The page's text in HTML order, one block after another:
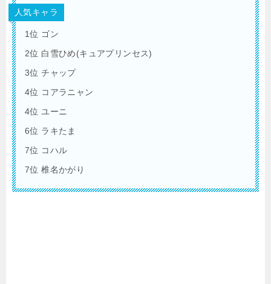
人気キャラ
1位 ゴン
2位 白雪ひめ(キュアプリンセス)
3位 チャップ
4位 コアラニャン
4位 ユーニ
6位 ラキたま
7位 コハル
7位 椎名かがり